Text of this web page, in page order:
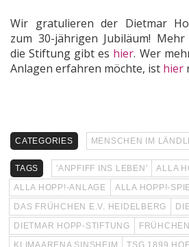
Wir gratulieren der Dietmar
zum 30-jährigen Jubiläum!
die Stiftung gibt es hier. Wer
Anlagen erfahren möchte, ist hier
CATEGORIES MENSCHEN IM
TAGS 'ANPFIFF INS LEBEN'
ALLA
ALLA HOPP!-ANLAGE
ALLA HOPP!-
DAS FRÜHCHEN E.V. HEIDELBERG
DIETMAR HOPP-STIFTUNG
FRÜHCHEN
KLIMAARENA SINSHEIM
TSG 1899